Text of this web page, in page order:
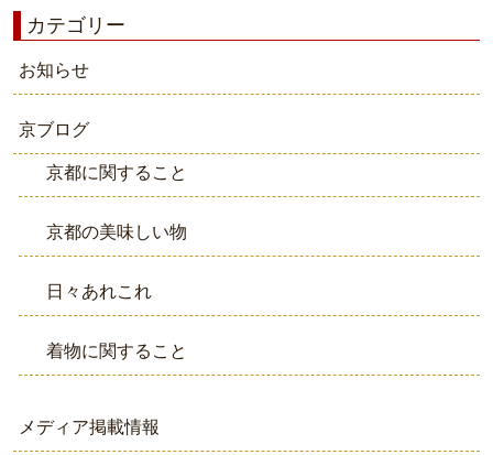
カテゴリー
お知らせ
京ブログ
京都に関すること
京都の美味しい物
日々あれこれ
着物に関すること
メディア掲載情報